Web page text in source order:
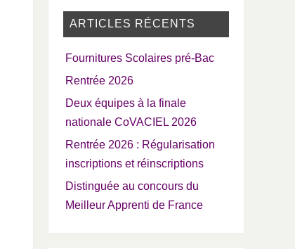
ARTICLES RÉCENTS
Fournitures Scolaires pré-Bac
Rentrée 2026
Deux équipes à la finale
nationale CoVACIEL 2026
Rentrée 2026 : Régularisation
inscriptions et réinscriptions
Distinguée au concours du
Meilleur Apprenti de France